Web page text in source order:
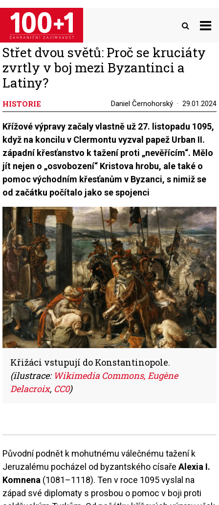
Přejít
hlavnímu
obsahu
Střet dvou světů: Proč se kruciáty
zvrtly v boj mezi Byzantinci a
Latiny?
HISTORIE Daniel Černohorský 29.01.2024
Křížové výpravy začaly vlastně už 27. listopadu 1095,
když na koncilu v Clermontu vyzval papež Urban II.
západní křesťanstvo k tažení proti „nevěřícím“. Mělo
jít nejen o „osvobození“ Kristova hrobu, ale také o
pomoc východním křesťanům v Byzanci, s nimiž se
od začátku počítalo jako se spojenci
Křižáci vstupují do Konstantinopole.
(ilustrace: Wikimedia Commons, Eugène
Delacroix, CC0)
Původní podnět k mohutnému válečnému tažení k
Jeruzalému pocházel od byzantského císaře Alexia I.
Komnena (1081–1118). Ten v roce 1095 vyslal na
západ své diplomaty s prosbou o pomoc v boji proti